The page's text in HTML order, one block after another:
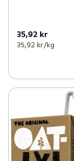
35,92 kr
35,92 kr /kg